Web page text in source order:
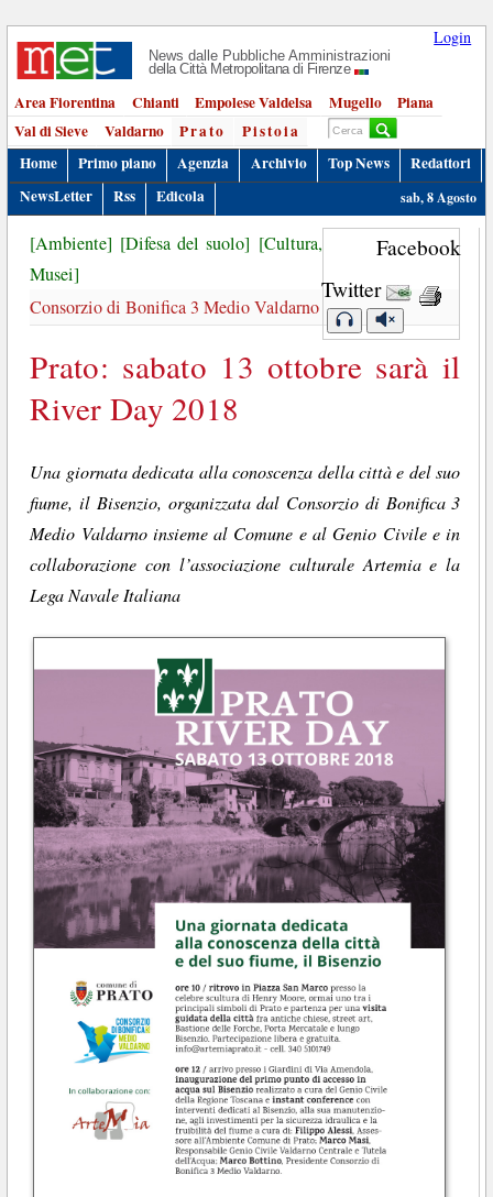
Login
News dalle Pubbliche Amministrazioni
della Città Metropolitana di Firenze
Area Fiorentina Chianti Empolese Valdelsa Mugello
Piana
Val di Sieve
Valdarno Prato
Pistoia
Home
Primo piano Agenzia Archivio Top News
Redattori
NewsLetter
Rss Edicola sab, 8 Agosto
Facebook
Twitter
[Ambiente] [Difesa del suolo] [Cultura,
Musei]
Consorzio di Bonifica 3 Medio Valdarno
Prato: sabato 13 ottobre sarà il
River Day 2018
Una giornata dedicata alla conoscenza della città e del suo
fiume, il Bisenzio, organizzata dal Consorzio di Bonifica 3
Medio Valdarno insieme al Comune e al Genio Civile e in
collaborazione con l’associazione culturale Artemia e la
Lega Navale Italiana